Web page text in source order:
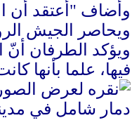
وأضاف "أعتقد أن
ويحاصر الجيش
ويؤكد الطرفان أنّ
فيها، علما بأنها كانت تضمّ أكثر من
دمار شامل في